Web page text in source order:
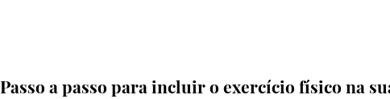
Passo a passo para incluir o exercício físico na